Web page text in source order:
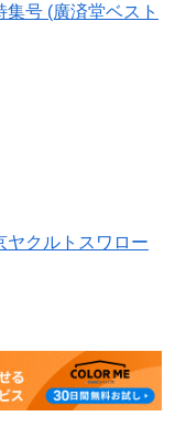
号 (廣済堂ベスト